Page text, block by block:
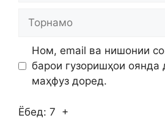
Торнамо
Ном, email ва нишонии
барои гузоришҳои оянда
маҳфуз доред.
Ёбед: 7 +